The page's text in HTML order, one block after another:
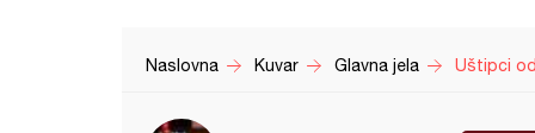
Naslovna Kuvar Glavna jela Uštipci